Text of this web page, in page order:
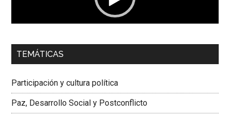
00:00 01:04
Dra. Carolina Corcho Mejía,Presidenta Corporación
Colombiana
TEMÁTICAS
Participación y cultura política
Paz, Desarrollo Social y Postconflicto